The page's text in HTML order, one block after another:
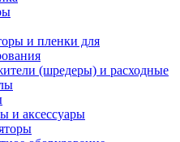
и пленки для
(шредеры) и расходные
и аксессуары